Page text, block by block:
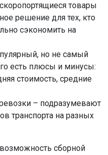
товары
решение для тех, кто
сэкономить на
но не самый
есть плюсы и минусы:
стоимость, средние
– подразумевают
транспорта на разных
сборной